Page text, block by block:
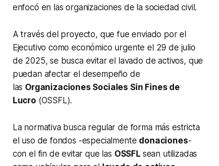
enfocó en las organizaciones de la sociedad civil.
A través del proyecto, que fue enviado por el
Ejecutivo como económico urgente el 29 de julio
de 2025, se busca evitar el lavado de activos, que
puedan afectar el desempeño de
las Organizaciones Sociales Sin Fines de
Lucro (OSSFL).
La normativa busca regular de forma más estricta
el uso de fondos -especialmente donaciones-
con el fin de evitar que las OSSFL sean utilizadas